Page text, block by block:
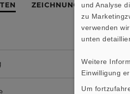
ZEICHNUNG
und Analyse
zu
verwenden
unten
Weitere
Einwilligung
Um